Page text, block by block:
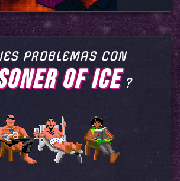
PROBLEMAS CON
OF ICE?